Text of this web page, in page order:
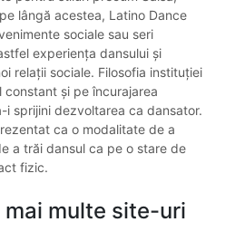
lângă acestea, Latino Dance
sociale sau seri
experiența dansului și
relații sociale. Filosofia instituției
și pe încurajarea
sprijini dezvoltarea ca dansator.
ca o modalitate de a
a trăi dansul ca pe o stare de
fizic.
multe site-uri